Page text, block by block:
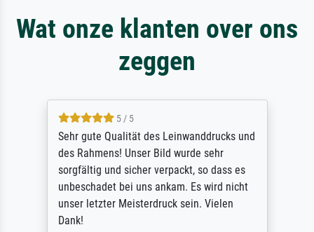
Wat onze klanten over ons
zeggen
5 / 5
Sehr gute Qualität des Leinwanddrucks und
des Rahmens! Unser Bild wurde sehr
sorgfältig und sicher verpackt, so dass es
unbeschadet bei uns ankam. Es wird nicht
unser letzter Meisterdruck sein. Vielen
Dank!